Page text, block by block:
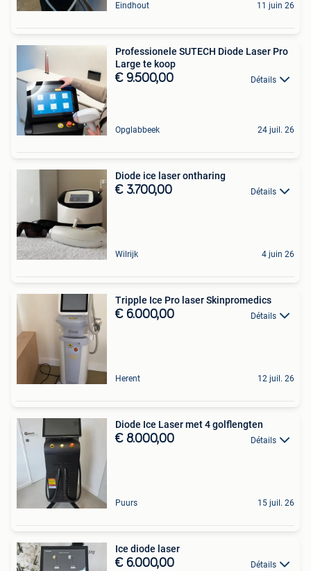
Eindhout 11 juin 26
Professionele SUTECH Diode Laser Pro
Large te koop
€ 9.500,00 Détails
Opglabbeek 24 juil. 26
Diode ice laser ontharing
€ 3.700,00 Détails
Wilrijk 4 juin 26
Tripple Ice Pro laser Skinpromedics
€ 6.000,00 Détails
Herent 12 juil. 26
Diode Ice Laser met 4 golflengten
€ 8.000,00 Détails
Puurs 15 juil. 26
Ice diode laser
€ 6.000,00 Détails